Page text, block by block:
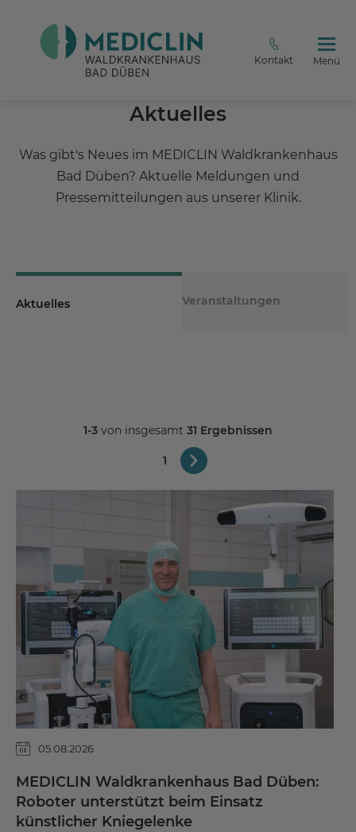
Kontakt Menü
Aktuelles
Was gibt's Neues im MEDICLIN Waldkrankenhaus
Bad Düben? Aktuelle Meldungen und
Pressemitteilungen aus unserer Klinik.
Aktuelles Veranstaltungen
1
1-3 von insgesamt 31 Ergebnissen
05.08.2026
MEDICLIN Waldkrankenhaus Bad Düben:
Roboter unterstützt beim Einsatz
künstlicher Kniegelenke